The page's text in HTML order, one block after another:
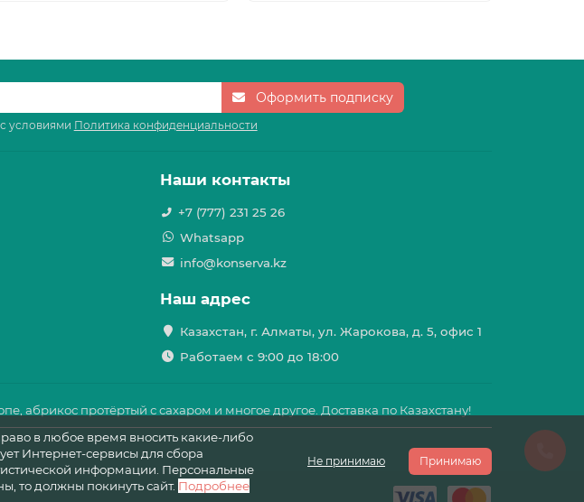
в любое время вносить какие-либо
Интернет-сервисы для сбора
информации. Персональные
то должны покинуть сайт. Подробнее
Не принимаю Принимаю
Оформить подписку
условиями Политика конфиденциальности
Наши контакты
+7 (777) 231 25 26
Whatsapp
info@konserva.kz
Наш адрес
Казахстан, г. Алматы, ул. Жарокова, д. 5, офис 1
Работаем с 9:00 до 18:00
абрикос протёртый с сахаром и многое другое. Доставка по Казахстану!